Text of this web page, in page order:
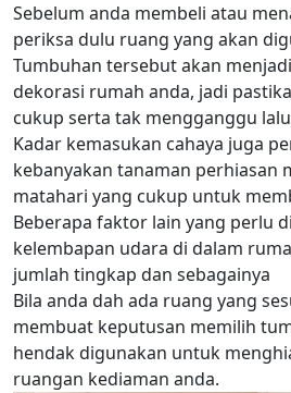
Sebelum anda membeli atau
periksa dulu ruang yang akan
Tumbuhan tersebut akan
dekorasi rumah anda, jadi
cukup serta tak mengganggu
Kadar kemasukan cahaya juga
kebanyakan tanaman perhiasan
matahari yang cukup untuk
Beberapa faktor lain yang perlu
kelembapan udara di dalam
jumlah tingkap dan sebagainya
Bila anda dah ada ruang yang
membuat keputusan memilih
hendak digunakan untuk
ruangan kediaman anda.